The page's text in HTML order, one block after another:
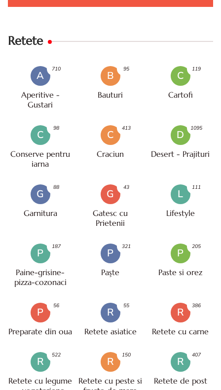
Retete
A
Aperitive -
Gustari
710
B
Bauturi
95
C
Cartofi
119
C
Conserve pentru
iarna
98
C
Craciun
413
D
Desert - Prajituri
1095
G
Garnitura
88
G
Gatesc cu
Prietenii
43
L
Lifestyle
111
P
Paine-grisine-
pizza-cozonaci
187
P
Paşte
321
P
Paste si orez
205
P
Preparate din oua
56
R
Retete asiatice
55
R
Retete cu carne
386
R
Retete cu legume
522
R
Retete cu peste si
150
R
Retete de post
407